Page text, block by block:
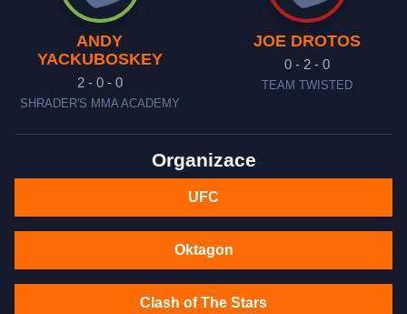
ANDY
YACKUBOSKEY
2 - 0 - 0
SHRADER'S MMA ACADEMY
JOE DROTOS
0 - 2 - 0
TEAM TWISTED
Organizace
UFC
Oktagon
Clash of The Stars